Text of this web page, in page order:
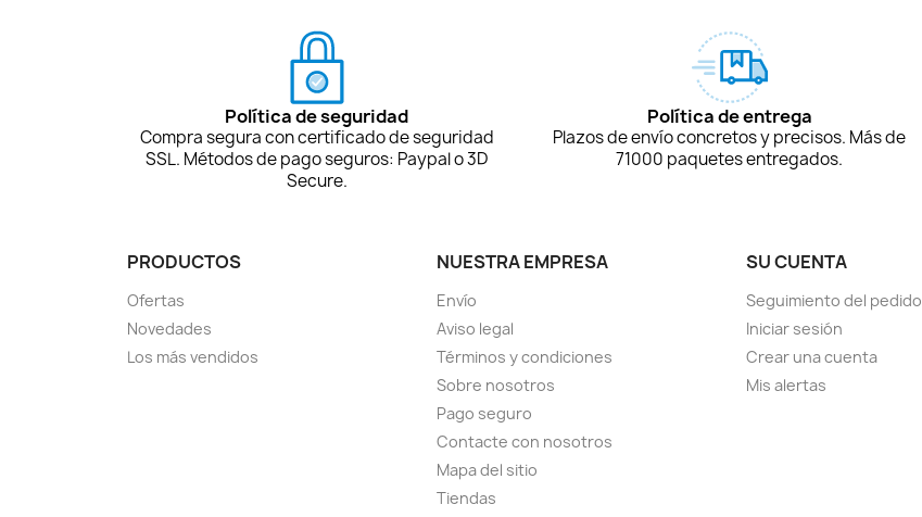
Política de seguridad
Compra segura con certificado de seguridad
SSL. Métodos de pago seguros: Paypal o 3D
Secure.
Política de entrega
Plazos de envío concretos y precisos. Más de
71000 paquetes entregados.
PRODUCTOS
Ofertas
Novedades
Los más vendidos
NUESTRA EMPRESA
Envío
Aviso legal
Términos y condiciones
Sobre nosotros
Pago seguro
Contacte con nosotros
Mapa del sitio
Tiendas
SU CUENTA
Seguimiento del pedido
Iniciar sesión
Crear una cuenta
Mis alertas